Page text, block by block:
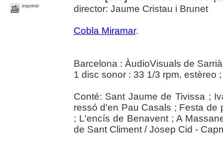
imprimir
director: Jaume Cristau i Brunet
Cobla Miramar.
Barcelona : ÀudioVisuals de
1 disc sonor : 33 1/3 rpm, estèreo
Conté: Sant Jaume de Tivissa ;
ressó d'en Pau Casals ; Festa de
; L'encís de Benavent ; A
de Sant Climent / Josep Cid -